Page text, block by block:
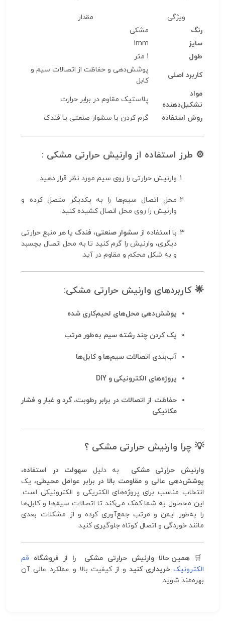
ویژگی
مقدار
رنگ
مشکی
سایز
1mm
طول
1 متر
کاربرد اصلی
پوشش‌دهی و حفاظت از اتصالات سیم و
کابل
مواد
تشکیل‌دهنده
پلاستیک مقاوم در برابر حرارت
روش استفاده
گرم کردن با سشوار صنعتی یا فندک
⚙️ طرز استفاده از وارنیش حرارتی مشکی :
وارنیش حرارتی را روی سیم مورد نظر قرار دهید.
محل اتصال سیم‌ها را به یکدیگر متصل کرده و
وارنیش را روی محل اتصال کشیده کنید.
با استفاده ازسشوار صنعتی، فندک یا هر منبع حرارتی
دیگری، وارنیش را گرم کنید تا به محل اتصال بچسبد
و به شکل محکم و مقاوم در آید.
🌟کاربردهای وارنیش حرارتی مشکی:
پوشش‌دهی محل‌های لحیم‌کاری شده
پک کردن چند رشته سیم به‌طور مرتب
آب‌بندی اتصالات سیم‌ها و کابل‌ها
پروژه‌های الکترونیکی و DIY
حفاظت از اتصالات در برابر رطوبت، گرد و غبار و فشار
مکانیکی
💡چرا وارنیش حرارتی مشکی ؟
وارنیش حرارتی مشکی به دلیل سهولت در استفاده،
پوشش‌دهی عالی و مقاومت بالا در برابر عوامل محیطی، یک
انتخاب مناسب برای پروژه‌های الکتریکی و الکترونیکی است.
این محصول به شما کمک می‌کند تا اتصالات سیم‌ها و کابل‌ها
را به‌طور ایمن و مرتب جمع‌آوری کرده و از مشکلات بعدی
مانند خوردگی و اتصال کوتاه جلوگیری کنید.
🛒همین حالا وارنیش حرارتی مشکی را از فروشگاه قم
الکترونیک خریداری کنیدو از کیفیت بالا و عملکرد عالی آن
بهره‌مند شوید.